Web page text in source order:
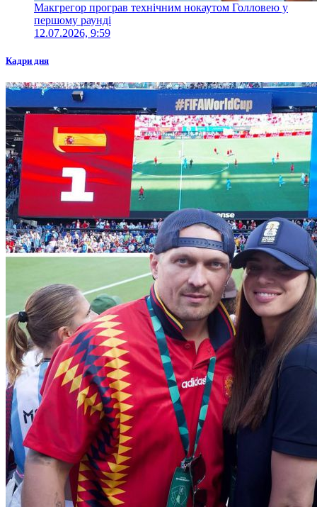
Макгрегор програв технічним нокаутом Голловею у
першому раунді
12.07.2026, 9:59
Кадри дня